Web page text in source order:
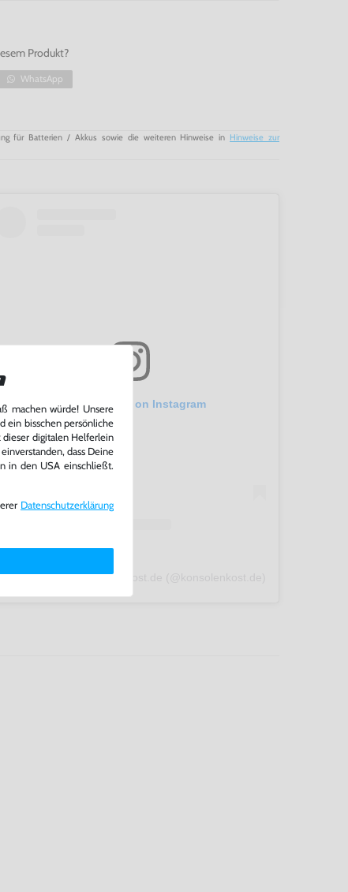
Produkt?
WhatsApp
für Batterien / Akkus sowie die weiteren Hinweise in Hinweise zur
View this post on Instagram
post shared by konsolenkost.de (@konsolenkost.de)
machen würde! Unsere
ein bisschen persönliche
dieser digitalen Helferlein
dass Deine
in den USA einschließt.
Daten­schutz­erklärung